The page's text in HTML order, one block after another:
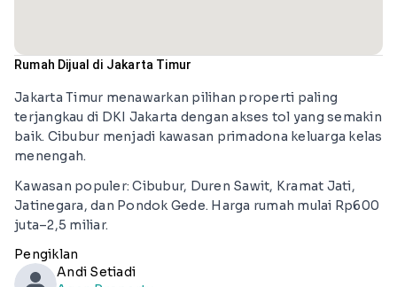
Rumah Dijual di Jakarta Timur
Jakarta Timur menawarkan pilihan properti paling
terjangkau di DKI Jakarta dengan akses tol yang semakin
baik. Cibubur menjadi kawasan primadona keluarga kelas
menengah.
Kawasan populer: Cibubur, Duren Sawit, Kramat Jati,
Jatinegara, dan Pondok Gede. Harga rumah mulai Rp600
juta–2,5 miliar.
Pengiklan
Andi Setiadi